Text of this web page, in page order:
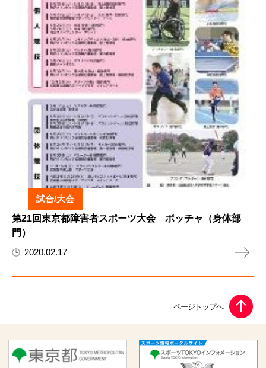
試合/大会
第21回東京都障害者スポーツ大会 ボッチャ（身体部
門）
2020.02.17